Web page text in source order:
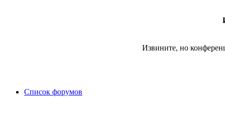
Извините, но
Список форумов